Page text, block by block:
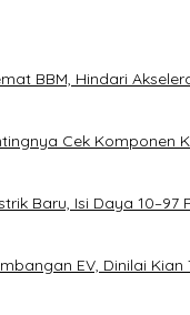
BBM, Hindari
Cek Komponen
Baru, Isi Daya 10–97
EV, Dinilai